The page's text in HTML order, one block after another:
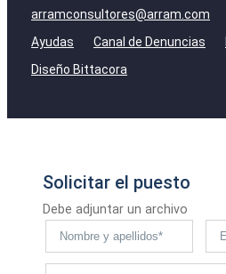
arramconsultores@arram.com
Ayudas
Canal de Denuncias
Diseño Bittacora
Solicitar el puesto
Debe adjuntar un archivo